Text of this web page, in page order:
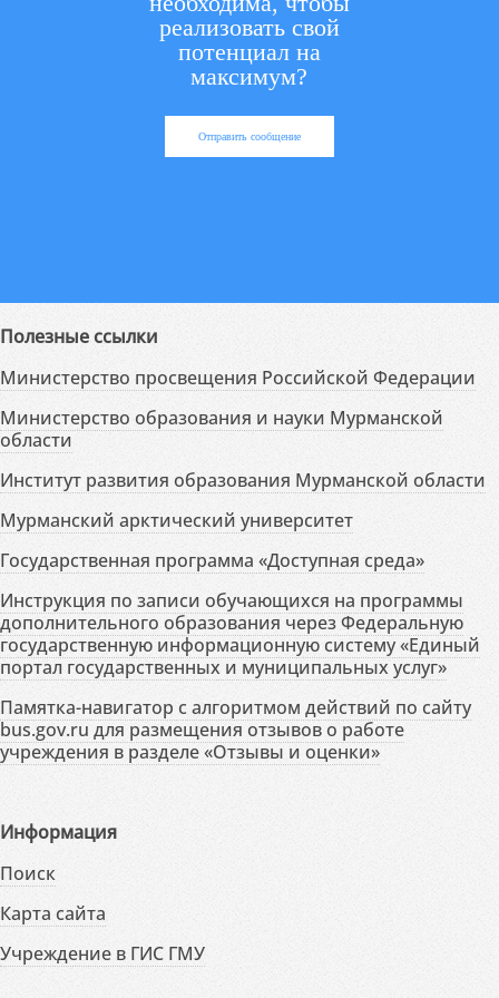
реализовать свой
потенциал на
максимум?
Отправить сообщение
Полезные ссылки
Министерство просвещения Российской Федерации
Министерство образования и науки Мурманской
области
Институт развития образования Мурманской области
Мурманский арктический университет
Государственная программа «Доступная среда»
Инструкция по записи обучающихся на программы
дополнительного образования через Федеральную
государственную информационную систему «Единый
портал государственных и муниципальных услуг»
Памятка-навигатор с алгоритмом действий по сайту
bus.gov.ru для размещения отзывов о работе
учреждения в разделе «Отзывы и оценки»
Информация
Поиск
Карта сайта
Учреждение в ГИС ГМУ